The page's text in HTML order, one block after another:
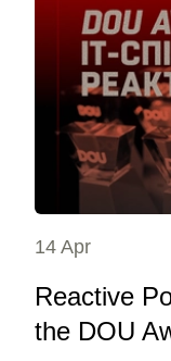
14 Apr
Reactive
the DOU